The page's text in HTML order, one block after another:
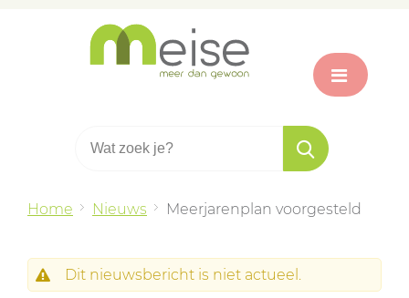
Home Nieuws Meerjarenplan voorgesteld
Dit nieuwsbericht is niet actueel.